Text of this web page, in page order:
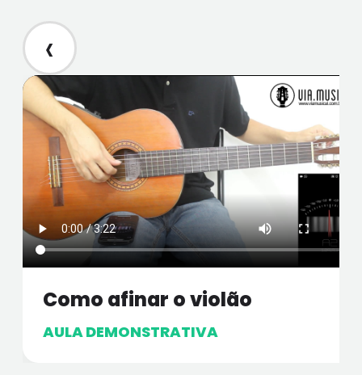
‹
Como afinar o violão
AULA DEMONSTRATIVA